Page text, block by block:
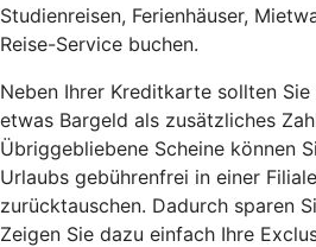
Studienreisen, Ferienhäuser,
Reise-Service buchen.
Neben Ihrer Kreditkarte sollten
etwas Bargeld als zusätzliches
Übriggebliebene Scheine können
Urlaubs gebührenfrei in einer
zurücktauschen. Dadurch sparen
Zeigen Sie dazu einfach Ihre